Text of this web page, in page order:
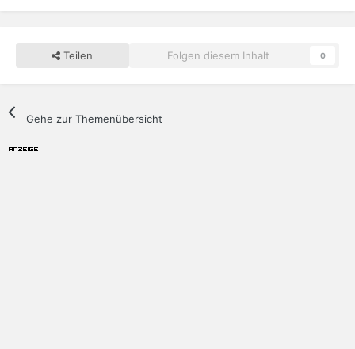
Teilen Folgen diesem Inhalt 0
Gehe zur Themenübersicht